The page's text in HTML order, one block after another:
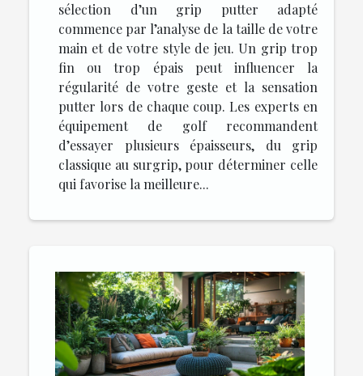
sélection d’un grip putter adapté
commence par l’analyse de la taille de votre
main et de votre style de jeu. Un grip trop
fin ou trop épais peut influencer la
régularité de votre geste et la sensation
putter lors de chaque coup. Les experts en
équipement de golf recommandent
d’essayer plusieurs épaisseurs, du grip
classique au surgrip, pour déterminer celle
qui favorise la meilleure...